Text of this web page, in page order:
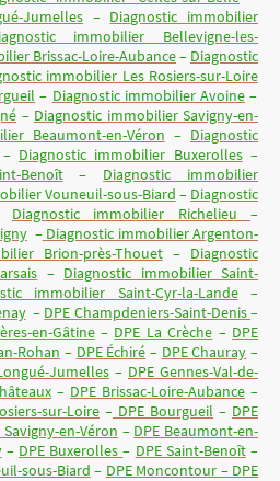
Jumelles – Diagnostic immobilier
immobilier Bellevigne-les-
Brissac-Loire-Aubance– Diagnostic
immobilier Les Rosiers-sur-Loire
– Diagnostic immobilier Avoine–
– Diagnostic immobilier Savigny-en-
Beaumont-en-Véron – Diagnostic
– Diagnostic immobilier Buxerolles–
Benoît– Diagnostic immobilier
Vouneuil-sous-Biard – Diagnostic
Diagnostic immobilier Richelieu–
–Diagnostic immobilier Argenton-
Brion-près-Thouet– Diagnostic
– Diagnostic immobilier Saint-
immobilier Saint-Cyr-la-Lande–
– DPE Champdeniers-Saint-Denis–
en-Gâtine– DPE La Crèche – DPE
Rohan – DPE Échiré – DPE Chauray –
Jumelles – DPE Gennes-Val-de-
– DPE Brissac-Loire-Aubance –
sur-Loire – DPE Bourgueil – DPE
Savigny-en-Véron – DPE Beaumont-en-
– DPE Buxerolles– DPE Saint-Benoît–
sous-Biard – DPE Moncontour – DPE